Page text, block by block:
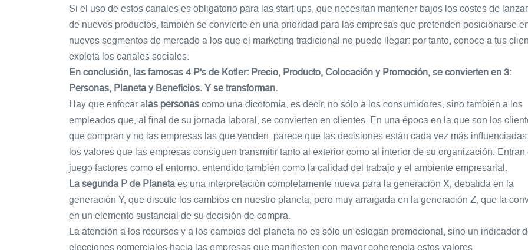
Si el uso de estos canales es obligatorio para las start-ups, que necesitan mantener bajos los costes de
de nuevos productos, también se convierte en una prioridad para las empresas que pretenden posicionarse
nuevos segmentos de mercado a los que el marketing tradicional no puede llegar: por tanto, conoce a tus
explota los canales sociales.
En conclusión, las famosas 4 P's de Kotler: Precio, Producto, Colocación y Promoción, se convierten en 3:
Personas, Planeta y Beneficios. Y se transforman.
Hay que enfocaralas personascomo una dicotomía, es decir, no sólo a los consumidores, sino también a los
empleados que, al final de su jornada laboral, se convierten en clientes. En una época en la que son los
que compran y no las empresas las que venden, parece que las decisiones están cada vez más
los valores que las empresas consiguen transmitir tanto al exterior como al interior de su organización. Entran
juego factores como el entorno, entendido también como la calidad del trabajo y el ambiente empresarial.
La segunda P de Planetaes una interpretación completamente nueva para la generación X, debatida en la
generación Y, que discute los cambios en nuestro planeta, pero muy arraigada en la generación Z, que la
en un elemento sustancial de su decisión de compra.
La atención a los recursos y a los cambios del planeta no es sólo un eslogan promocional, sino un indicador
elecciones comerciales hacia las empresas que manifiesten con mayor coherencia estos valores.